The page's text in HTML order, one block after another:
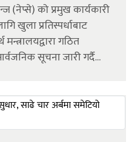
(नेप्से) को प्रमुख कार्यकारी
खुला प्रतिस्पर्धाबाट
सूचना जारी गर्दै